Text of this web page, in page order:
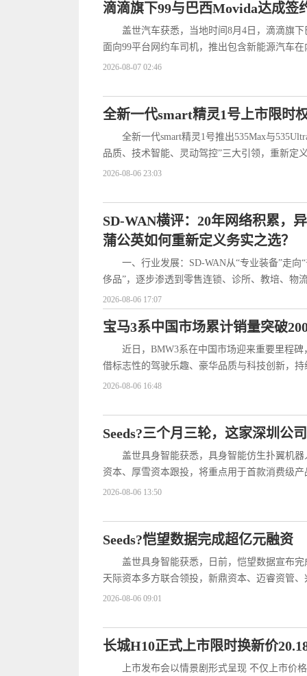
滴滴旗下99与巴西Movida达成签
盖世汽车获悉，当地时间8月4日，滴滴旗
面向99平台网约车司机，推出包含新能源汽车
2026-08-07 02:46
全新一代smart精灵1号上市限时
全新一代smart精灵1号推出535Max与
品质、技术智能、灵动驾控”三大引领，重新定
2026-08-06 23:03
SD-WAN横评：20年网络积累，
蒲公英如何重新定义务实之选？
一、行业发展：SD-WAN从“专业装备”走
侈品”，逐步渗透到零售连锁、诊所、教培、物
2026-08-06 17:07
宝马3系中国市场累计销量突破
近日，BMW3系在中国市场迎来重要里程
借标志性的驾驶乐趣、豪华品质与科技创新，
2026-08-06 16:48
Seeds?三个月三轮，这家深圳公
盖世具身智能获悉，具身智能仿生扑翼机
资本、厚雪资本跟投，将重点用于首款消费级
2026-08-06 13:50
Seeds?恺望数据完成超亿元融资
盖世具身智能获悉，日前，恺望数据宣布
天际资本多方联合领投，新鼎资本、迈睿资管
2026-08-06 09:01
长城H10正式上市限时换新价
上市发布会以情景剧形式呈现 不仅上市价